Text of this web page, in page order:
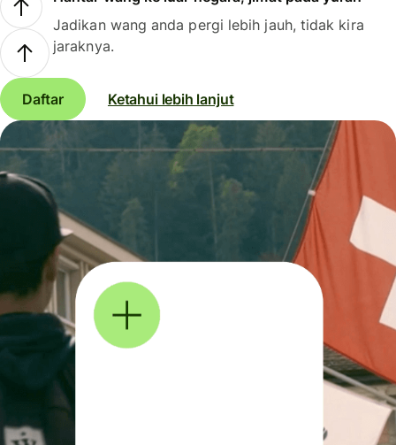
Jadikan wang anda pergi lebih jauh, tidak kira
jaraknya.
Daftar Ketahui lebih lanjut